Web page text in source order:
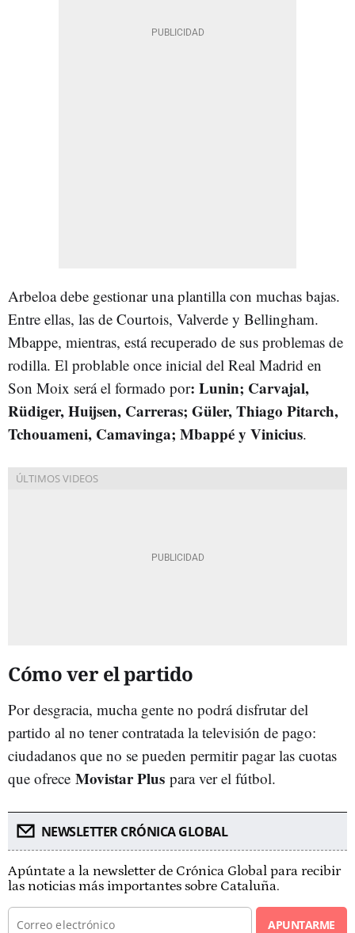
Arbeloa debe gestionar una plantilla con muchas bajas.
Entre ellas, las de Courtois, Valverde y Bellingham.
Mbappe, mientras, está recuperado de sus problemas de
rodilla. El problable once inicial del Real Madrid en
Son Moix será el formado por: Lunin; Carvajal,
Rüdiger, Huijsen, Carreras; Güler, Thiago Pitarch,
Tchouameni, Camavinga; Mbappé y Vinicius.
Cómo ver el partido
Por desgracia, mucha gente no podrá disfrutar del
partido al no tener contratada la televisión de pago:
ciudadanos que no se pueden permitir pagar las cuotas
que ofrece Movistar Plus para ver el fútbol.
NEWSLETTER CRÓNICA GLOBAL
Apúntate a la newsletter de Crónica Global para recibir
las noticias más importantes sobre Cataluña.
APUNTARME